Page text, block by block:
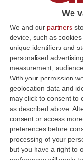
We
We and our partners
device, such as
unique identifiers and
personalised
measurement,
With your permission
geolocation data and
may click to consent to
as described above.
consent or access
preferences before
processing of your
but you have a right to
Clicca e segui
LAMEZIA
territoriale dei
della Calabria.
confronto,